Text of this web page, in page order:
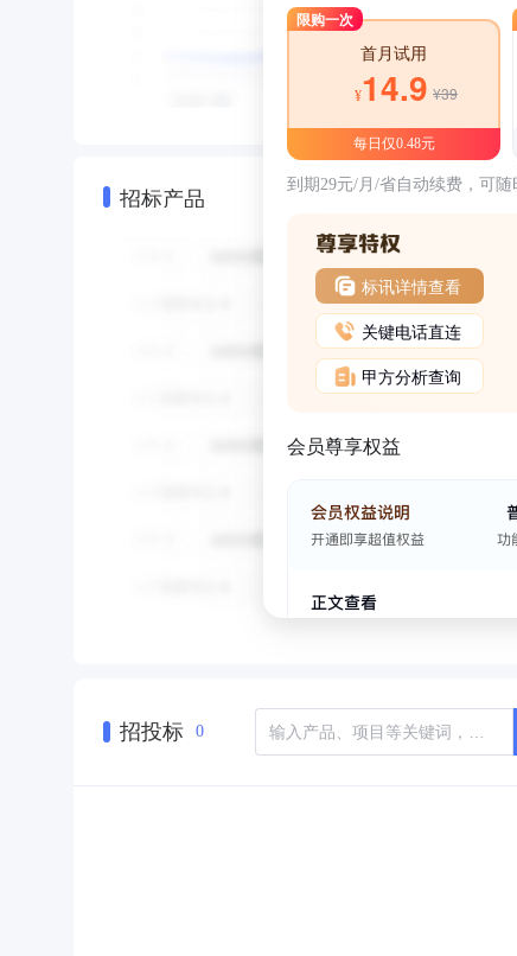
招标产品
限购一次
首月试用
¥14.9 ¥39
每日仅0.48元
到期29元/月/省自动续费，可随
标讯详情查看
关键电话直连
甲方分析查询
会员尊享权益
招投标 0